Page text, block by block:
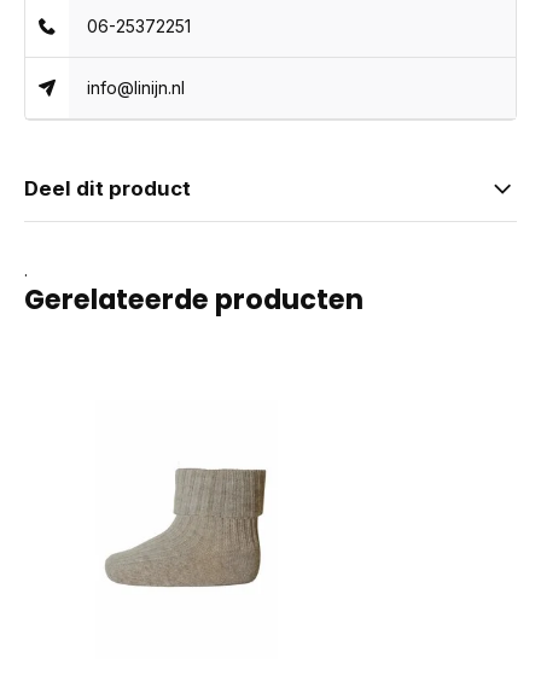
06-25372251
info@linijn.nl
Deel dit product
.
Gerelateerde producten